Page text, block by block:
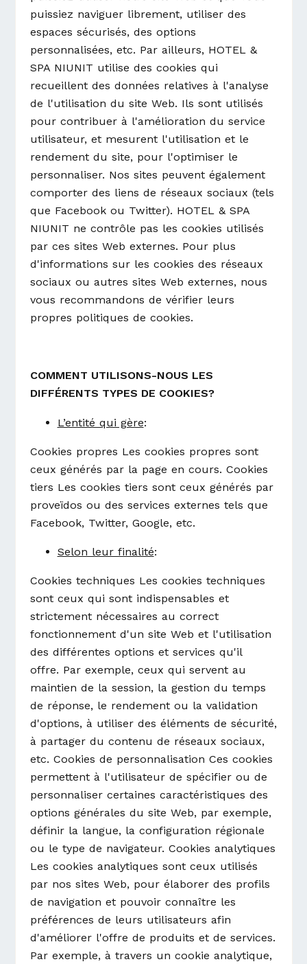
puissiez naviguer librement, utiliser des
espaces sécurisés, des options
personnalisées, etc. Par ailleurs, HOTEL &
SPA NIUNIT utilise des cookies qui
recueillent des données relatives à l'analyse
de l'utilisation du site Web. Ils sont utilisés
pour contribuer à l'amélioration du service
utilisateur, et mesurent l'utilisation et le
rendement du site, pour l'optimiser le
personnaliser. Nos sites peuvent également
comporter des liens de réseaux sociaux (tels
que Facebook ou Twitter). HOTEL & SPA
NIUNIT ne contrôle pas les cookies utilisés
par ces sites Web externes. Pour plus
d'informations sur les cookies des réseaux
sociaux ou autres sites Web externes, nous
vous recommandons de vérifier leurs
propres politiques de cookies.
COMMENT UTILISONS-NOUS LES
DIFFÉRENTS TYPES DE COOKIES?
L’entité qui gère:
Cookies propres Les cookies propres sont
ceux générés par la page en cours. Cookies
tiers Les cookies tiers sont ceux générés par
proveïdos ou des services externes tels que
Facebook, Twitter, Google, etc.
Selon leur finalité:
Cookies techniques Les cookies techniques
sont ceux qui sont indispensables et
strictement nécessaires au correct
fonctionnement d'un site Web et l'utilisation
des différentes options et services qu'il
offre. Par exemple, ceux qui servent au
maintien de la session, la gestion du temps
de réponse, le rendement ou la validation
d'options, à utiliser des éléments de sécurité,
à partager du contenu de réseaux sociaux,
etc. Cookies de personnalisation Ces cookies
permettent à l'utilisateur de spécifier ou de
personnaliser certaines caractéristiques des
options générales du site Web, par exemple,
définir la langue, la configuration régionale
ou le type de navigateur. Cookies analytiques
Les cookies analytiques sont ceux utilisés
par nos sites Web, pour élaborer des profils
de navigation et pouvoir connaître les
préférences de leurs utilisateurs afin
d'améliorer l'offre de produits et de services.
Par exemple, à travers un cookie analytique,